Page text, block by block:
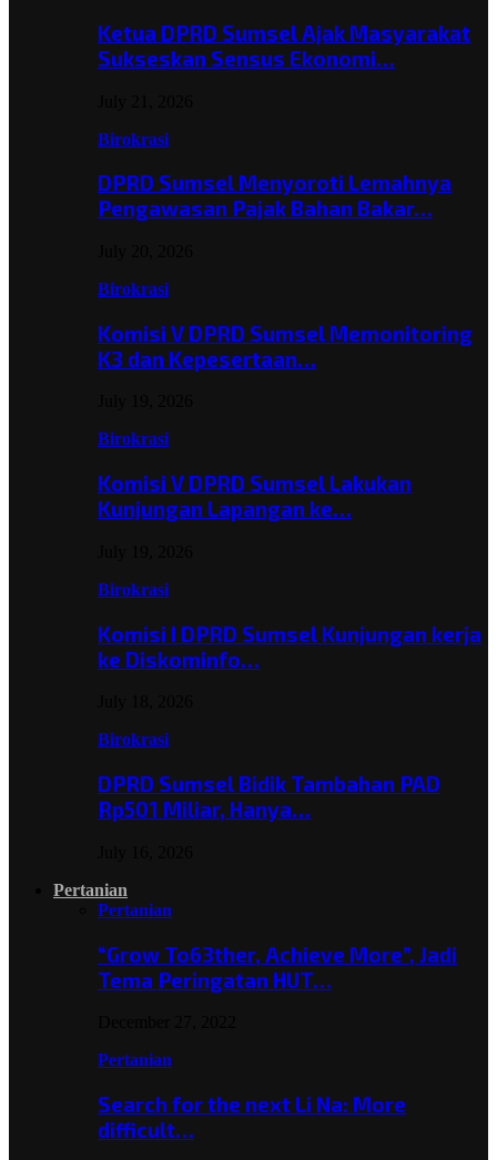
Ketua DPRD Sumsel Ajak Masyarakat
Sukseskan Sensus Ekonomi…
Birokrasi
DPRD Sumsel Menyoroti Lemahnya
Pengawasan Pajak Bahan Bakar…
Birokrasi
Komisi V DPRD Sumsel Memonitoring
K3 dan Kepesertaan…
Birokrasi
Komisi V DPRD Sumsel Lakukan
Kunjungan Lapangan ke…
Birokrasi
Komisi I DPRD Sumsel Kunjungan kerja
ke Diskominfo…
Birokrasi
DPRD Sumsel Bidik Tambahan PAD
Rp501 Miliar, Hanya…
Pertanian
Pertanian
“Grow To63ther, Achieve More”, Jadi
Tema Peringatan HUT…
Pertanian
Search for the next Li Na: More
difficult…